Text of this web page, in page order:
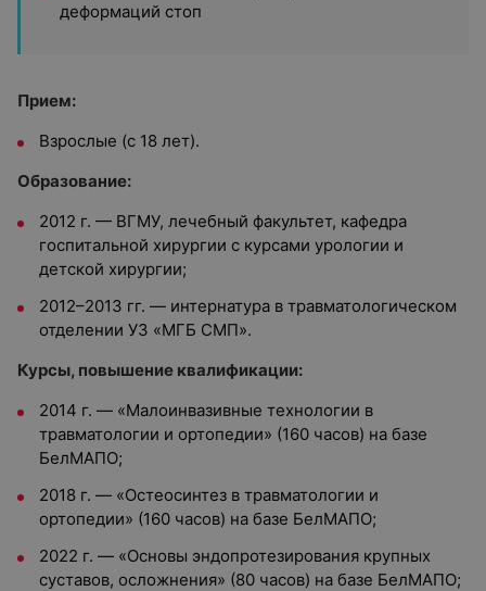
деформаций стоп
Прием:
Взрослые (с 18 лет).
Образование:
2012 г. — ВГМУ, лечебный факультет, кафедра
госпитальной хирургии с курсами урологии и
детской хирургии;
2012–2013 гг. — интернатура в травматологическом
отделении УЗ «МГБ СМП».
Курсы, повышение квалификации:
2014 г. — «Малоинвазивные технологии в
травматологии и ортопедии» (160 часов) на базе
БелМАПО;
2018 г. — «Остеосинтез в травматологии и
ортопедии» (160 часов) на базе БелМАПО;
2022 г. — «Основы эндопротезирования крупных
суставов, осложнения» (80 часов) на базе БелМАПО;